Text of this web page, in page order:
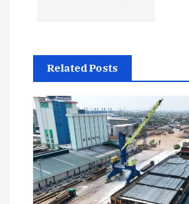
a
t
o
Related Posts